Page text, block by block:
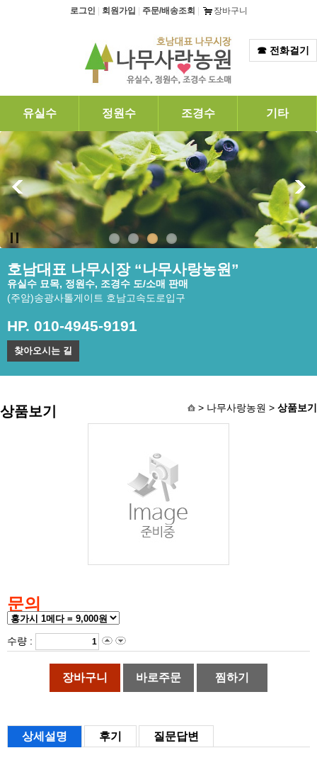
탑메뉴 바로가기로그인 회원가입 주문/배송조회 장바구니
☎ 전화걸기
유실수 정원수 조경수 기타
호남대표 나무시장 “나무사랑농원”
유실수 묘목, 정원수, 조경수 도/소매 판매
(주암)송광사톨게이트 호남고속도로입구
HP. 010-4945-9191
찾아오시는 길
상품보기 > 나무사랑농원 > 상품보기
문의
수량 :
장바구니 바로주문 찜하기
상세설명 후기 질문답변